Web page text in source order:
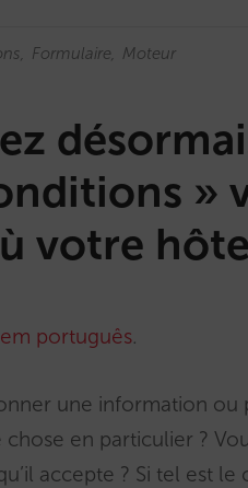
Formulaire Moteur
»
votre
em português.
une information
en particulier ?
accepte ? Si tel est